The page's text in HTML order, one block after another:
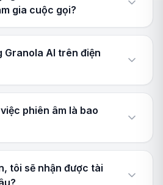
gia cuộc gọi?
Granola AI trên điện
phiên âm là bao
tôi sẽ nhận được tài